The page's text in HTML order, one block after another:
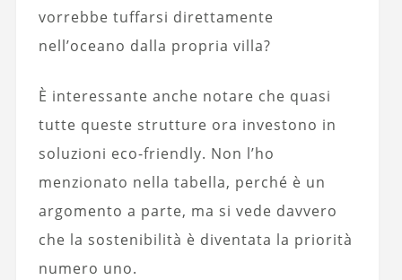
vorrebbe tuffarsi direttamente
nell’oceano dalla propria villa?
È interessante anche notare che quasi
tutte queste strutture ora investono in
soluzioni eco-friendly. Non l’ho
menzionato nella tabella, perché è un
argomento a parte, ma si vede davvero
che la sostenibilità è diventata la priorità
numero uno.